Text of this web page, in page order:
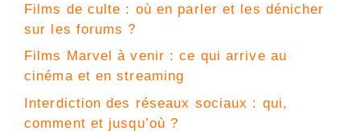
Films de culte : où en parler et les dénicher
sur les forums ?
Films Marvel à venir : ce qui arrive au
cinéma et en streaming
Interdiction des réseaux sociaux : qui,
comment et jusqu’où ?